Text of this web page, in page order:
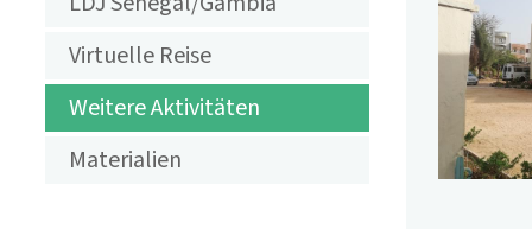
AKTIVITÄTEN
LANDSCHAFT
DES
Virtuelle Reise
Weitere Aktivitäten
Materialien